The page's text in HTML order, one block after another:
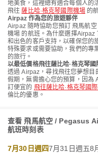
地美食，這裡總有適合每個人的
飛往 薩比哈·格克琴國際機場的
Airpaz 作為您的旅遊夥伴
Airpaz 隨時協助您預訂 飛馬航
機場 的航班。為什麼選擇Airpaz
和出色的客戶支持，以確保您的
特殊要求或需要協助，我們的專
的旅行。
以最低價格飛往薩比哈·格克琴國
透過 Airpaz，尋找飛往您夢想目
假期，無需擔心您的預算，因為
訂便宜的 飛往薩比哈·格克琴國
倫比的優惠。
查看 飛馬航空 / Pegasus
航班時刻表
7月30日週四7月31日週五8